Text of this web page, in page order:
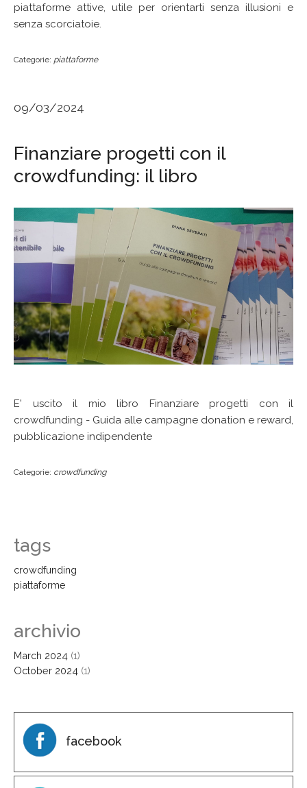
piattaforme attive, utile per orientarti senza illusioni e
senza scorciatoie.
Categorie: piattaforme
09/03/2024
Finanziare progetti con il
crowdfunding: il libro
E' uscito il mio libro Finanziare progetti con il
crowdfunding - Guida alle campagne donation e reward,
pubblicazione indipendente
Categorie: crowdfunding
tags
crowdfunding
piattaforme
archivio
March 2024 (1)
October 2024 (1)
facebook